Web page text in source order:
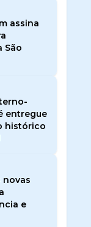
assina
São
entregue
histórico
novas
e